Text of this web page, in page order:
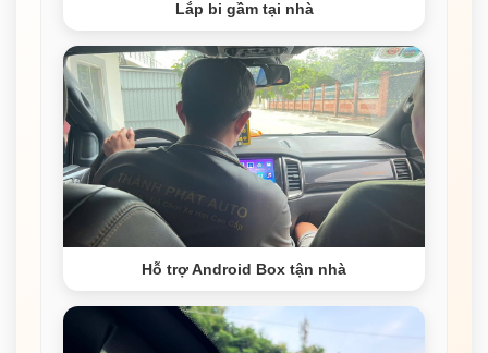
Lắp bi gầm tại nhà
Hỗ trợ Android Box tận nhà